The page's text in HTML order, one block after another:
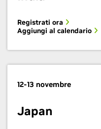
Registrati ora
Aggiungi al calendario
12-13 novembre
Japan